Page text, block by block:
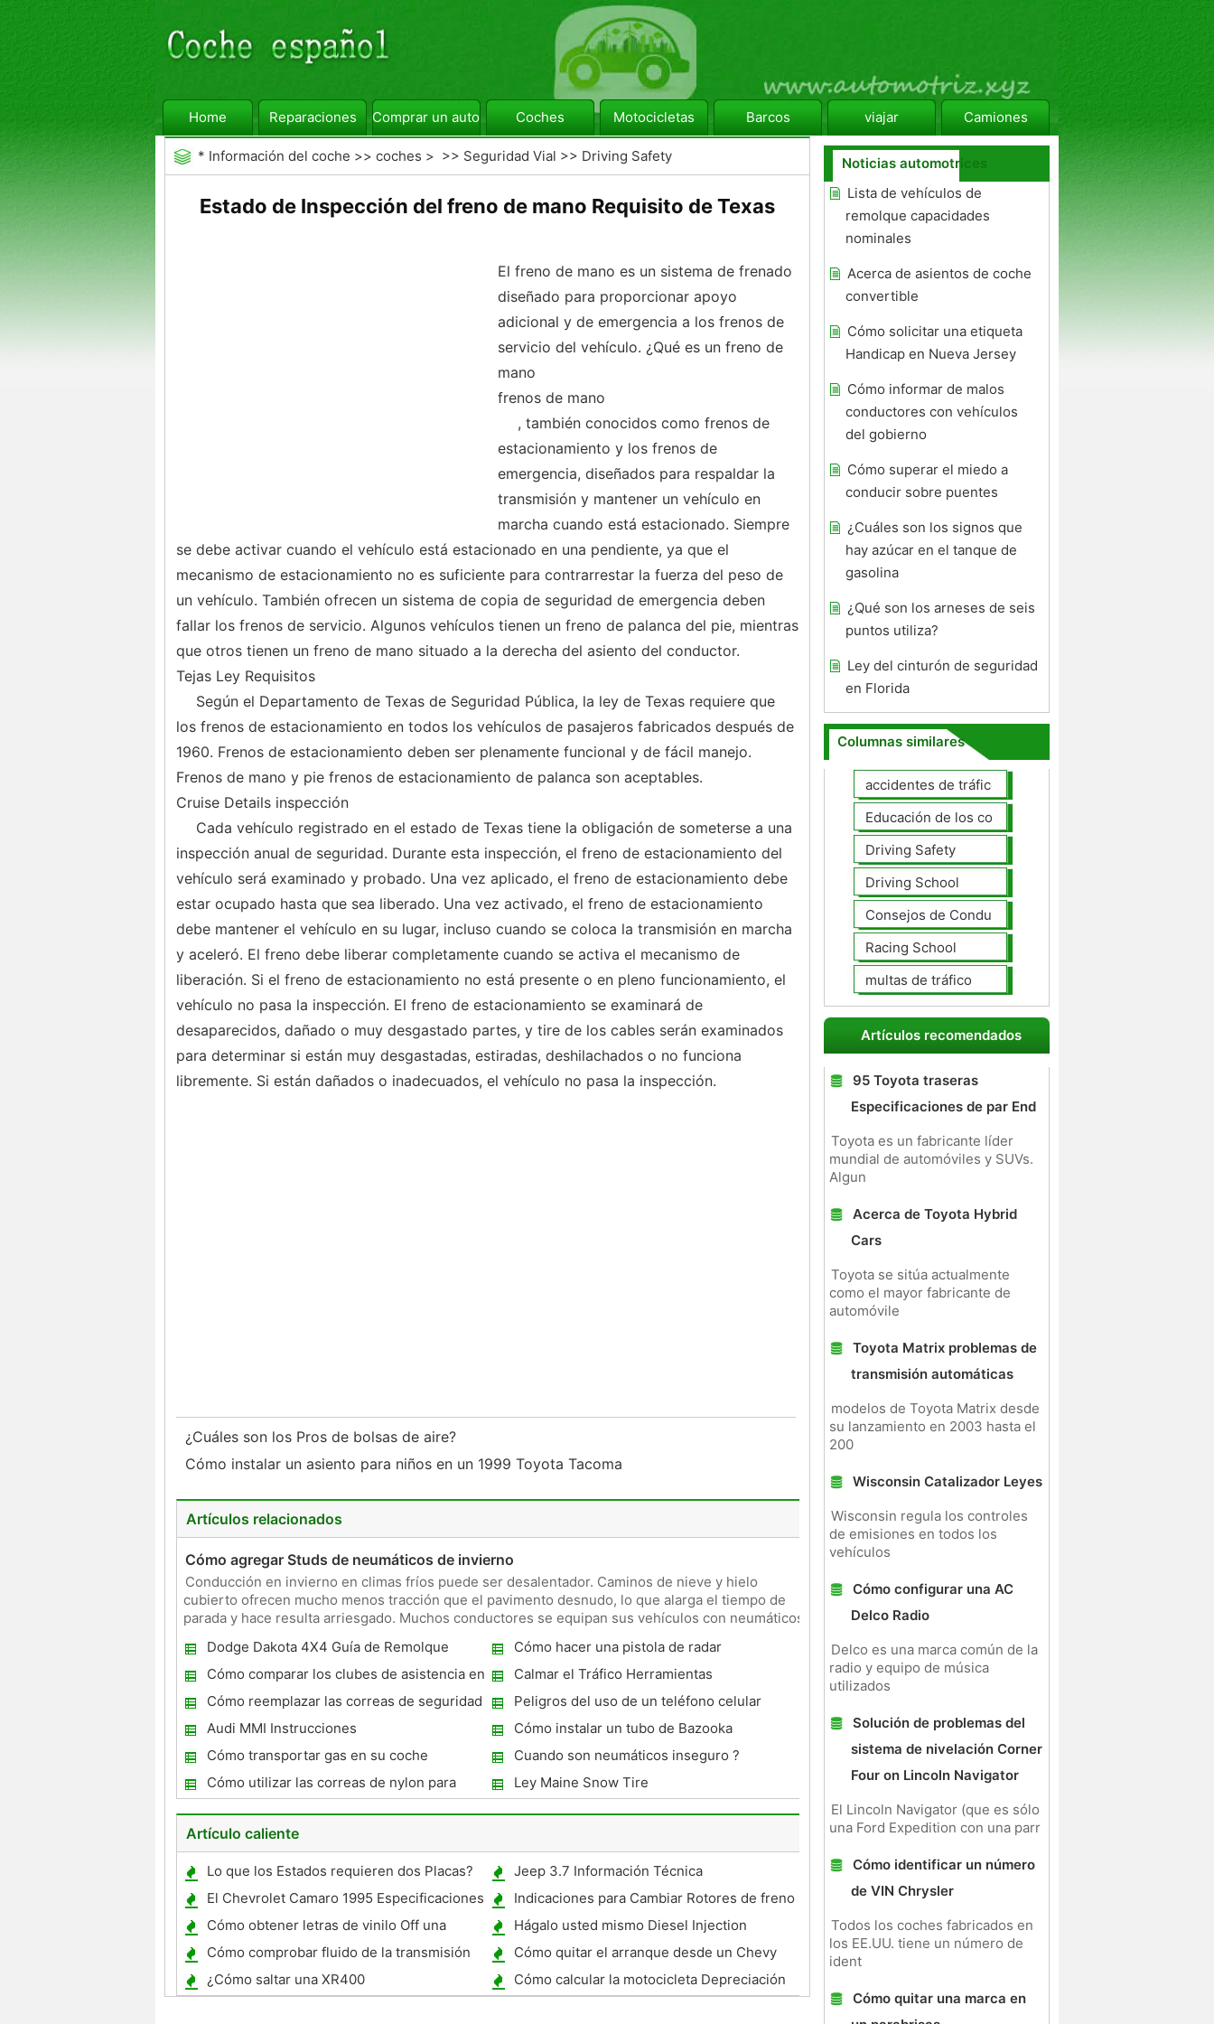
Home Reparaciones Comprar un automóvil Coches Motocicletas Barcos viajar Camiones
* Información del coche >> coches > >> Seguridad Vial >> Driving Safety
Estado de Inspección del freno de mano Requisito de Texas
El freno de mano es un sistema de frenado
diseñado para proporcionar apoyo
adicional y de emergencia a los frenos de
servicio del vehículo. ¿Qué es un freno de
mano
frenos de mano
, también conocidos como frenos de
estacionamiento y los frenos de
emergencia, diseñados para respaldar la
transmisión y mantener un vehículo en
marcha cuando está estacionado. Siempre
se debe activar cuando el vehículo está estacionado en una pendiente, ya que el
mecanismo de estacionamiento no es suficiente para contrarrestar la fuerza del peso de
un vehículo. También ofrecen un sistema de copia de seguridad de emergencia deben
fallar los frenos de servicio. Algunos vehículos tienen un freno de palanca del pie, mientras
que otros tienen un freno de mano situado a la derecha del asiento del conductor.
Tejas Ley Requisitos
Según el Departamento de Texas de Seguridad Pública, la ley de Texas requiere que
los frenos de estacionamiento en todos los vehículos de pasajeros fabricados después de
1960. Frenos de estacionamiento deben ser plenamente funcional y de fácil manejo.
Frenos de mano y pie frenos de estacionamiento de palanca son aceptables.
Cruise Details inspección
Cada vehículo registrado en el estado de Texas tiene la obligación de someterse a una
inspección anual de seguridad. Durante esta inspección, el freno de estacionamiento del
vehículo será examinado y probado. Una vez aplicado, el freno de estacionamiento debe
estar ocupado hasta que sea liberado. Una vez activado, el freno de estacionamiento
debe mantener el vehículo en su lugar, incluso cuando se coloca la transmisión en marcha
y aceleró. El freno debe liberar completamente cuando se activa el mecanismo de
liberación. Si el freno de estacionamiento no está presente o en pleno funcionamiento, el
vehículo no pasa la inspección. El freno de estacionamiento se examinará de
desaparecidos, dañado o muy desgastado partes, y tire de los cables serán examinados
para determinar si están muy desgastadas, estiradas, deshilachados o no funciona
libremente. Si están dañados o inadecuados, el vehículo no pasa la inspección.
¿Cuáles son los Pros de bolsas de aire?
Cómo instalar un asiento para niños en un 1999 Toyota Tacoma
Artículos relacionados
Cómo agregar Studs de neumáticos de invierno
Conducción en invierno en climas fríos puede ser desalentador. Caminos de nieve y hielo
cubierto ofrecen mucho menos tracción que el pavimento desnudo, lo que alarga el tiempo de
parada y hace resulta arriesgado. Muchos conductores se equipan sus vehículos con neumáticos
Dodge Dakota 4X4 Guía de Remolque
Cómo hacer una pistola de radar
Cómo comparar los clubes de asistencia en
carretera
Calmar el Tráfico Herramientas
Cómo reemplazar las correas de seguridad
para niños
Peligros del uso de un teléfono celular
mientras se conduce
Audi MMI Instrucciones
Cómo instalar un tubo de Bazooka
Cómo transportar gas en su coche
Cuando son neumáticos inseguro ?
Cómo utilizar las correas de nylon para
Camper Tie- Downs
Ley Maine Snow Tire
Artículo caliente
Lo que los Estados requieren dos Placas?
Jeep 3.7 Información Técnica
El Chevrolet Camaro 1995 Especificaciones
Indicaciones para Cambiar Rotores de freno
en un Buick Century 1994
Cómo obtener letras de vinilo Off una
ventana de coche
Hágalo usted mismo Diesel Injection
propano
Cómo comprobar fluido de la transmisión
en un 05 Tundra
Cómo quitar el arranque desde un Chevy
Metro
¿Cómo saltar una XR400
Cómo calcular la motocicleta Depreciación
Valor
Noticias automotrices
Lista de vehículos de
remolque capacidades
nominales
Acerca de asientos de coche
convertible
Cómo solicitar una etiqueta
Handicap en Nueva Jersey
Cómo informar de malos
conductores con vehículos
del gobierno
Cómo superar el miedo a
conducir sobre puentes
¿Cuáles son los signos que
hay azúcar en el tanque de
gasolina
¿Qué son los arneses de seis
puntos utiliza?
Ley del cinturón de seguridad
en Florida
Columnas similares
accidentes de tráfico
Educación de los conductores
Driving Safety
Driving School
Consejos de Conducción
Racing School
multas de tráfico
Artículos recomendados
95 Toyota traseras
Especificaciones de par End
Toyota es un fabricante líder
mundial de automóviles y SUVs.
Algun
Acerca de Toyota Hybrid
Cars
Toyota se sitúa actualmente
como el mayor fabricante de
automóvile
Toyota Matrix problemas de
transmisión automáticas
modelos de Toyota Matrix desde
su lanzamiento en 2003 hasta el
200
Wisconsin Catalizador Leyes
Wisconsin regula los controles
de emisiones en todos los
vehículos
Cómo configurar una AC
Delco Radio
Delco es una marca común de la
radio y equipo de música
utilizados
Solución de problemas del
sistema de nivelación Corner
Four on Lincoln Navigator
El Lincoln Navigator (que es sólo
una Ford Expedition con una parr
Cómo identificar un número
de VIN Chrysler
Todos los coches fabricados en
los EE.UU. tiene un número de
ident
Cómo quitar una marca en